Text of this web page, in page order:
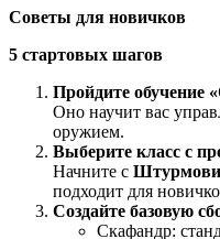
Советы для новичков
5 стартовых шагов
Пройдите
Оно научит вас
оружием.
Выберите класс с
Начните с
подходит для
Создайте базовую
Скафандр: